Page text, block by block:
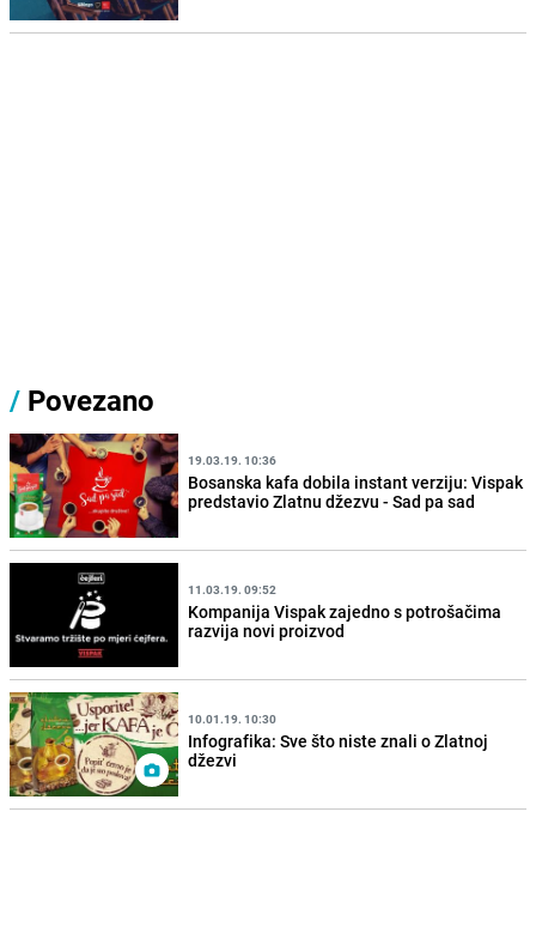
/ Povezano
19.03.19. 10:36
Bosanska kafa dobila instant verziju: Vispak
predstavio Zlatnu džezvu - Sad pa sad
11.03.19. 09:52
Kompanija Vispak zajedno s potrošačima
razvija novi proizvod
10.01.19. 10:30
Infografika: Sve što niste znali o Zlatnoj
džezvi